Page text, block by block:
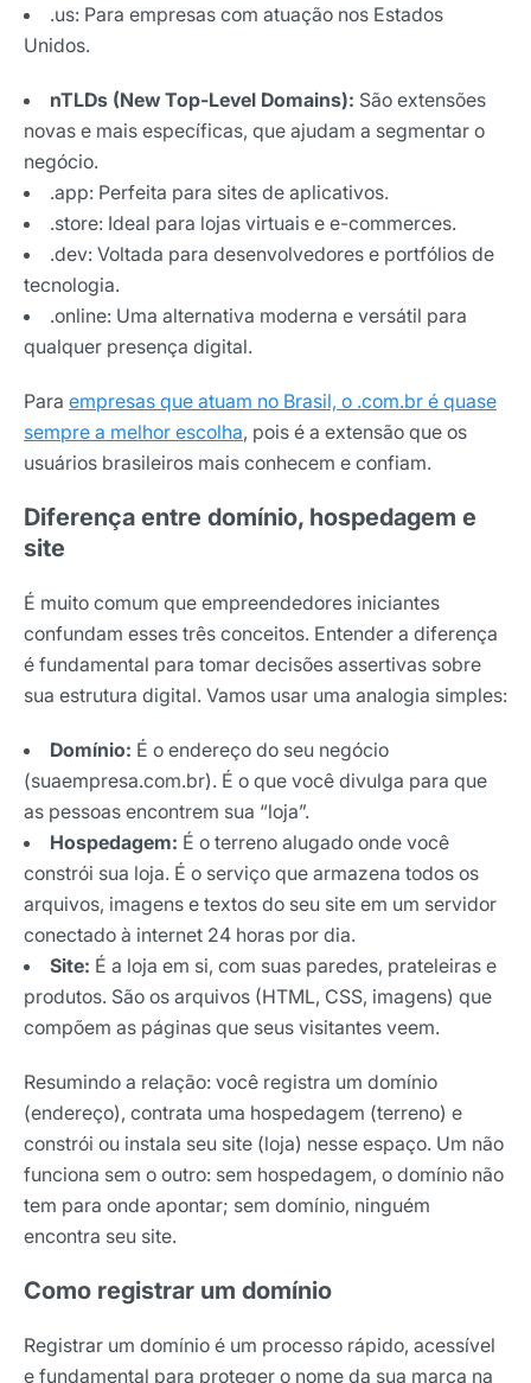
.us: Para empresas com atuação nos Estados
Unidos.
nTLDs (New Top-Level Domains): São extensões
novas e mais específicas, que ajudam a segmentar o
negócio.
.app: Perfeita para sites de aplicativos.
.store: Ideal para lojas virtuais e e-commerces.
.dev: Voltada para desenvolvedores e portfólios de
tecnologia.
.online: Uma alternativa moderna e versátil para
qualquer presença digital.
Para empresas que atuam no Brasil, o .com.br é quase
sempre a melhor escolha, pois é a extensão que os
usuários brasileiros mais conhecem e confiam.
Diferença entre domínio, hospedagem e
site
É muito comum que empreendedores iniciantes
confundam esses três conceitos. Entender a diferença
é fundamental para tomar decisões assertivas sobre
sua estrutura digital. Vamos usar uma analogia simples:
Domínio: É o endereço do seu negócio
(suaempresa.com.br). É o que você divulga para que
as pessoas encontrem sua “loja”.
Hospedagem: É o terreno alugado onde você
constrói sua loja. É o serviço que armazena todos os
arquivos, imagens e textos do seu site em um servidor
conectado à internet 24 horas por dia.
Site: É a loja em si, com suas paredes, prateleiras e
produtos. São os arquivos (HTML, CSS, imagens) que
compõem as páginas que seus visitantes veem.
Resumindo a relação: você registra um domínio
(endereço), contrata uma hospedagem (terreno) e
constrói ou instala seu site (loja) nesse espaço. Um não
funciona sem o outro: sem hospedagem, o domínio não
tem para onde apontar; sem domínio, ninguém
encontra seu site.
Como registrar um domínio
Registrar um domínio é um processo rápido, acessível
e fundamental para proteger o nome da sua marca na